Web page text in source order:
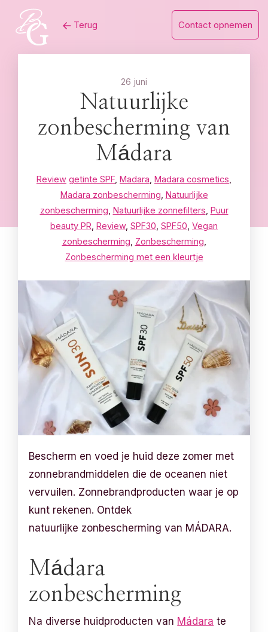
content
Terug Contact opnemen
26 juni
Natuurlijke
zonbescherming van
Mádara
Review getinte SPF Madara Madara cosmetics
Madara zonbescherming Natuurlijke
zonbescherming Natuurlijke zonnefilters Puur
beauty PR Review, SPF30 SPF50 Vegan
zonbescherming Zonbescherming
Zonbescherming met een kleurtje
Bescherm en voed je huid deze zomer met
zonnebrandmiddelen die de oceanen niet
vervuilen. Zonnebrandproducten waar je op
kunt rekenen. Ontdek
natuurlijke zonbescherming van MÁDARA.
Mádara
zonbescherming
Na diverse huidproducten van Mádara te